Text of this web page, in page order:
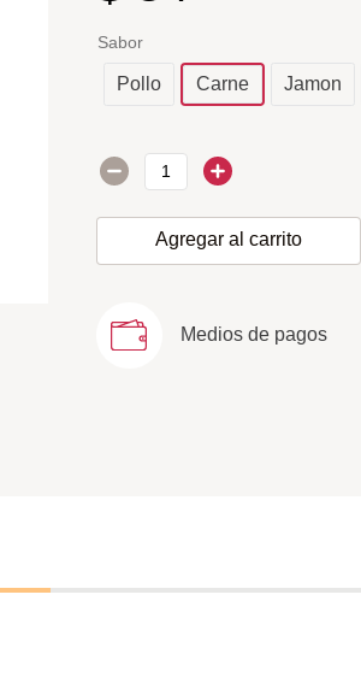
Sabor
Pollo Carne Jamon
Agregar al carrito
Medios de pagos